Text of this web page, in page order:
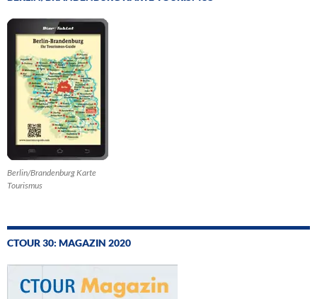
Berlin/Brandenburg Karte
Tourismus
CTOUR 30: MAGAZIN 2020